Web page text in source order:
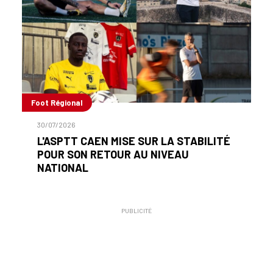
Foot Régional
30/07/2026
L'ASPTT CAEN MISE SUR LA STABILITÉ
POUR SON RETOUR AU NIVEAU
NATIONAL
PUBLICITÉ